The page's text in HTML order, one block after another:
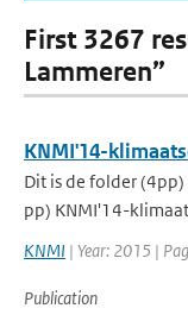
First 3267
Lammeren”
KNMI'14-
Dit is de folder
pp) KNMI'14-
KNMI | Year: 2015 |
Publication